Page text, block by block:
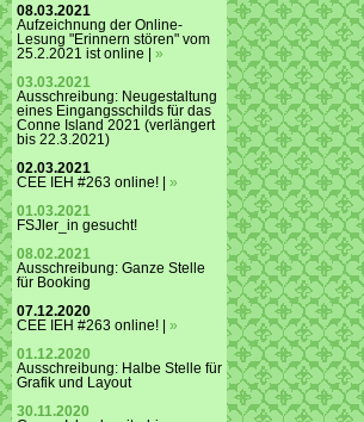
08.03.2021
Aufzeichnung der Online-
Lesung "Erinnern stören" vom
25.2.2021 ist online | »
03.03.2021
Ausschreibung: Neugestaltung
eines Eingangsschilds für das
Conne Island 2021 (verlängert
bis 22.3.2021)
02.03.2021
CEE IEH #263 online! | »
01.03.2021
FSJler_in gesucht!
08.02.2021
Ausschreibung: Ganze Stelle
für Booking
07.12.2020
CEE IEH #263 online! | »
01.12.2020
Ausschreibung: Halbe Stelle für
Grafik und Layout
30.11.2020